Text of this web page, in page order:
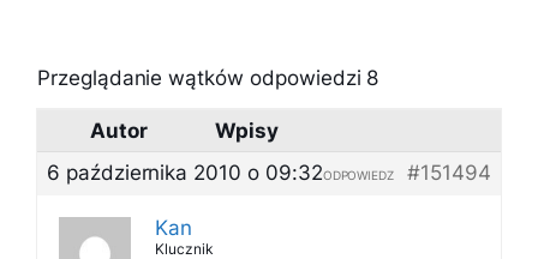
Przeglądanie wątków odpowiedzi 8
Autor
Wpisy
6 października 2010 o 09:32
#151494
ODPOWIEDZ
Kan
Klucznik